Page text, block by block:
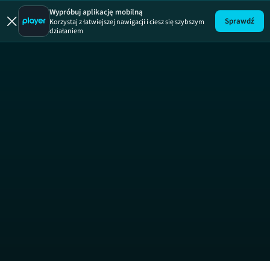
GoldenEye
Wypróbuj aplikację mobilną
Korzystaj z łatwiejszej nawigacji i ciesz się szybszym
działaniem
Sprawdź